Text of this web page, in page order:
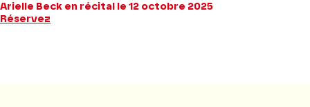
Arielle Beck en récital le 12 octobre 2025
Réservez